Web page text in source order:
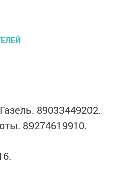
89033449202.
89274619910.